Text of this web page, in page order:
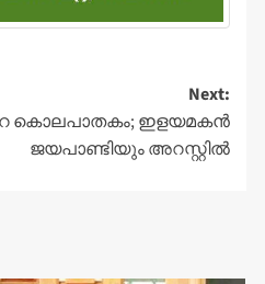
Next:
ഇളയമകന്‍
ജയപാണ്ടിയും അറസ്റ്റില്‍